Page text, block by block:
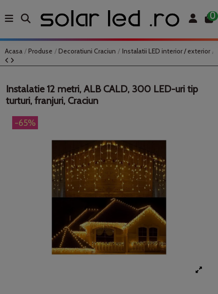
0
Acasa Produse Decoratiuni Craciun Instalatii LED interior / exterior
-65%
Instalatie 12 metri, ALB CALD, 300 LED-uri tip
turturi, franjuri, Craciun